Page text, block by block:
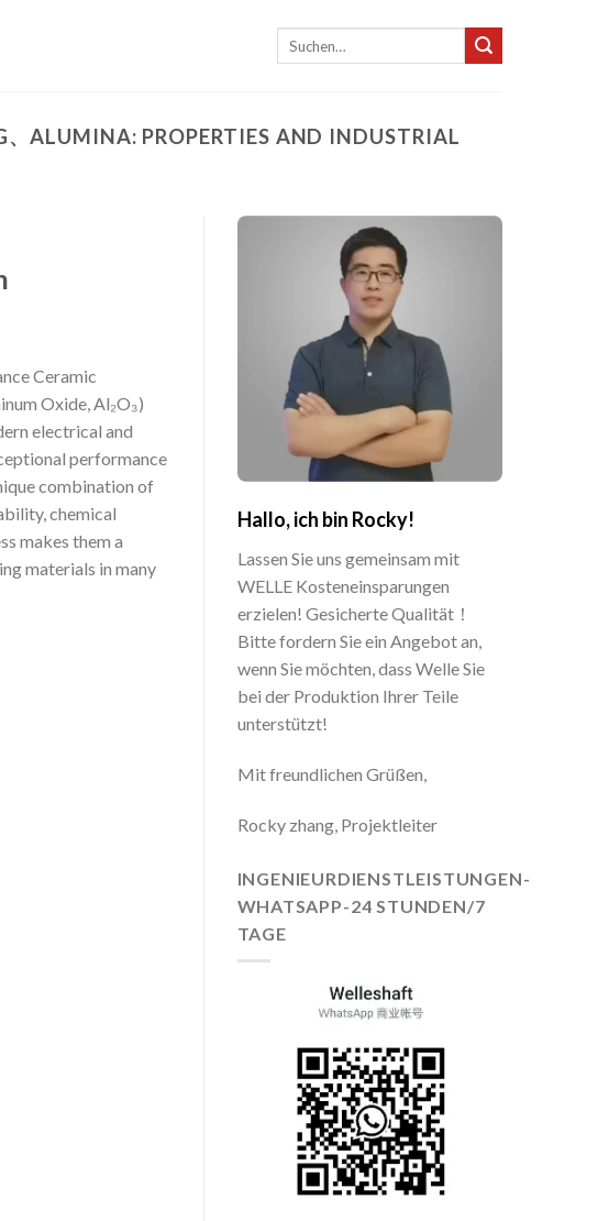
ALUMINA: PROPERTIES AND INDUSTRIAL
Ceramic
Oxide, Al₂O₃)
electrical and
performance
combination of
chemical
makes them a
materials in many
Hallo, ich bin Rocky!
Lassen Sie uns gemeinsam mit
WELLE Kosteneinsparungen
erzielen! Gesicherte Qualität！
Bitte fordern Sie ein Angebot an,
wenn Sie möchten, dass Welle Sie
bei der Produktion Ihrer Teile
unterstützt!
Mit freundlichen Grüßen,
Rocky zhang, Projektleiter
INGENIEURDIENSTLEISTUNGEN-
WHATSAPP-24 STUNDEN/7
TAGE